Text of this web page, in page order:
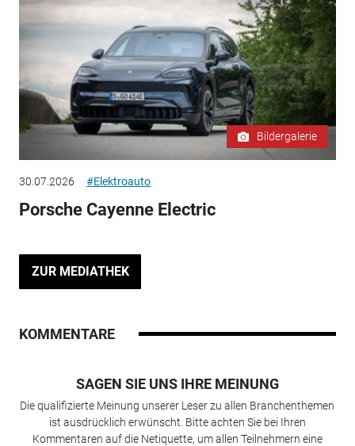
Bildergalerie
30.07.2026 #Elektroauto
Porsche Cayenne Electric
ZUR MEDIATHEK
KOMMENTARE
SAGEN SIE UNS IHRE MEINUNG
Die qualifizierte Meinung unserer Leser zu allen Branchenthemen
ist ausdrücklich erwünscht. Bitte achten Sie bei Ihren
Kommentaren auf die Netiquette, um allen Teilnehmern eine